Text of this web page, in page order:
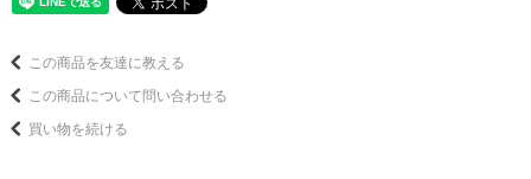
この商品を友達に教える
この商品について問い合わせる
買い物を続ける